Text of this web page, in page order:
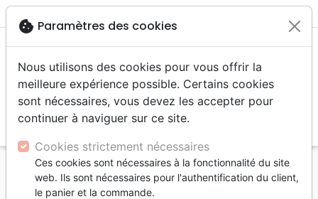
menu
Accueil Jeunesse 9 - 12 ans
cookie Paramètres des cookies
Nous utilisons des cookies pour vous offrir la
meilleure expérience possible. Certains cookies
sont nécessaires, vous devez les accepter pour
continuer à naviguer sur ce site.
Cookies strictement nécessaires
Ces cookies sont nécessaires à la fonctionnalité du site
web. Ils sont nécessaires pour l'authentification du client,
le panier et la commande.